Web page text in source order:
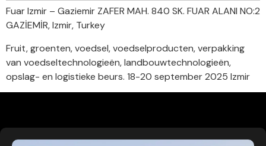
Fuar Izmir – Gaziemir ZAFER MAH. 840 SK. FUAR ALANI NO:2
GAZİEMİR, Izmir, Turkey
Fruit, groenten, voedsel, voedselproducten, verpakking
van voedseltechnologieën, landbouwtechnologieën,
opslag- en logistieke beurs. 18-20 september 2025 Izmir